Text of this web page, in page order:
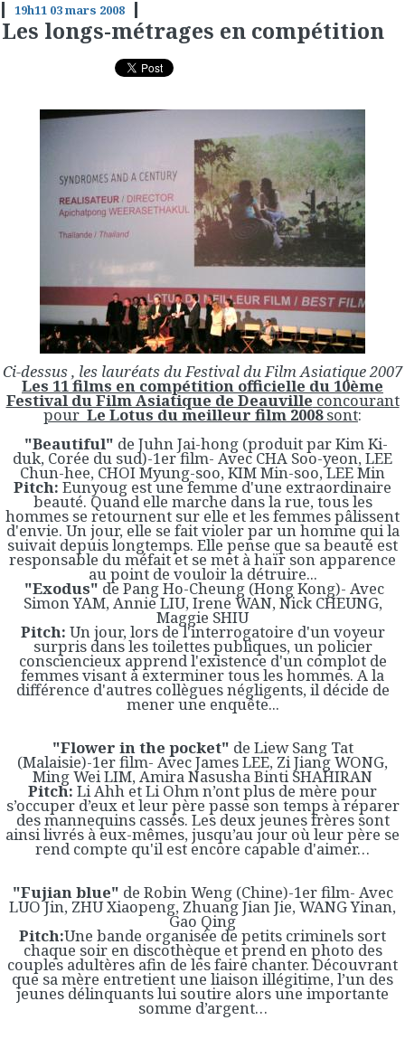
19h11 03mars 2008
Les longs-métrages en compétition
Ci-dessus , les lauréats du Festival du Film Asiatique 2007
Les 11 films en compétition officielle du 10ème
Festival du Film Asiatique de Deauvilleconcourant
pourLe Lotus du meilleur film 2008sont:
"Beautiful" de Juhn Jai-hong (produit par Kim Ki-
duk, Corée du sud)-1er film- Avec CHA Soo-yeon, LEE
Chun-hee, CHOI Myung-soo, KIM Min-soo, LEE Min
Pitch: Eunyoug est une femme d'une extraordinaire
beauté. Quand elle marche dans la rue, tous les
hommes se retournent sur elle et les femmes pâlissent
d'envie. Un jour, elle se fait violer par un homme qui la
suivait depuis longtemps. Elle pense que sa beauté est
responsable du méfait et se met à haïr son apparence
au point de vouloir la détruire...
"Exodus" de Pang Ho-Cheung (Hong Kong)- Avec
Simon YAM, Annie LIU, Irene WAN, Nick CHEUNG,
Maggie SHIU
Pitch: Un jour, lors de l'interrogatoire d'un voyeur
surpris dans les toilettes publiques, un policier
consciencieux apprend l'existence d'un complot de
femmes visant à exterminer tous les hommes. A la
différence d'autres collègues négligents, il décide de
mener une enquête...
"Flower in the pocket" de Liew Sang Tat
(Malaisie)-1er film- Avec James LEE, Zi Jiang WONG,
Ming Wei LIM, Amira Nasusha Binti SHAHIRAN
Pitch: Li Ahh et Li Ohm n’ont plus de mère pour
s’occuper d’eux et leur père passe son temps à réparer
des mannequins cassés. Les deux jeunes frères sont
ainsi livrés à eux-mêmes, jusqu’au jour où leur père se
rend compte qu'il est encore capable d'aimer…
"Fujian blue" de Robin Weng (Chine)-1er film- Avec
LUO Jin, ZHU Xiaopeng, Zhuang Jian Jie, WANG Yinan,
Gao Qing
Pitch:Une bande organisée de petits criminels sort
chaque soir en discothèque et prend en photo des
couples adultères afin de les faire chanter. Découvrant
que sa mère entretient une liaison illégitime, l’un des
jeunes délinquants lui soutire alors une importante
somme d’argent…